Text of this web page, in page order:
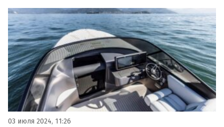
поддержкой быстрой зарядки.
03 июля 2024, 11:26